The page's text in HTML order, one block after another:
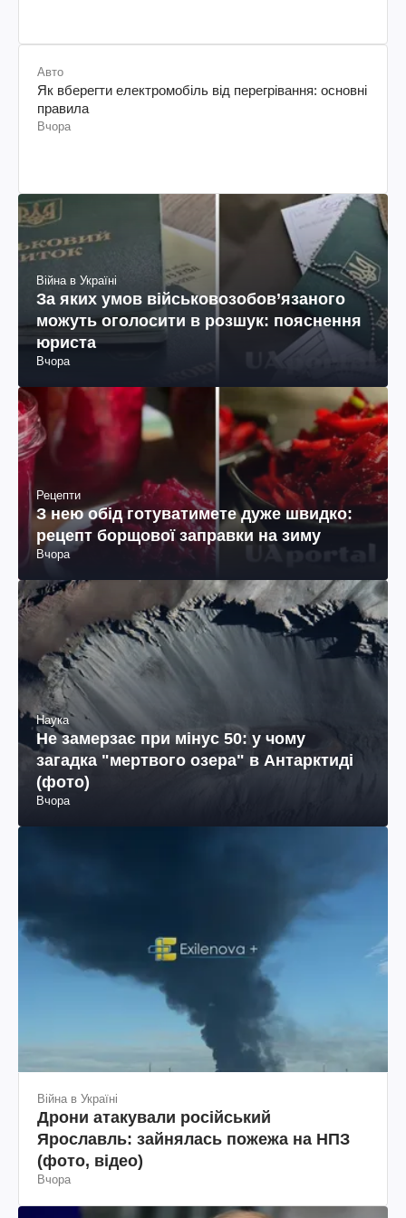
Авто
Як вберегти електромобіль від перегрівання: основні
правила
Вчора
Війна в Україні
За яких умов військовозобов’язаного
можуть оголосити в розшук: пояснення
юриста
Вчора
Рецепти
З нею обід готуватимете дуже швидко:
рецепт борщової заправки на зиму
Вчора
Наука
Не замерзає при мінус 50: у чому
загадка "мертвого озера" в Антарктиді
(фото)
Вчора
Війна в Україні
Дрони атакували російський
Ярославль: зайнялась пожежа на НПЗ
(фото, відео)
Вчора